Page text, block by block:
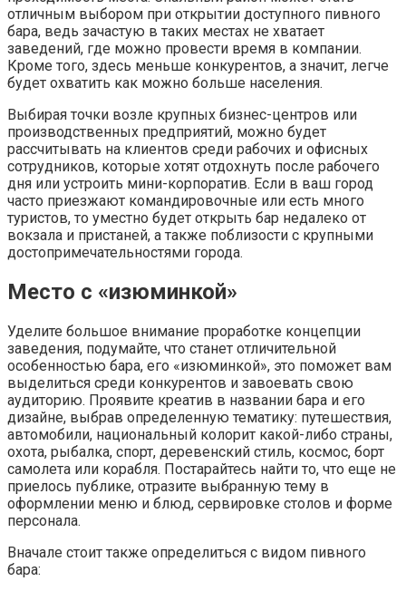
отличным выбором при открытии доступного пивного
бара, ведь зачастую в таких местах не хватает
заведений, где можно провести время в компании.
Кроме того, здесь меньше конкурентов, а значит, легче
будет охватить как можно больше населения.
Выбирая точки возле крупных бизнес-центров или
производственных предприятий, можно будет
рассчитывать на клиентов среди рабочих и офисных
сотрудников, которые хотят отдохнуть после рабочего
дня или устроить мини-корпоратив. Если в ваш город
часто приезжают командировочные или есть много
туристов, то уместно будет открыть бар недалеко от
вокзала и пристаней, а также поблизости с крупными
достопримечательностями города.
Место с «изюминкой»
Уделите большое внимание проработке концепции
заведения, подумайте, что станет отличительной
особенностью бара, его «изюминкой», это поможет вам
выделиться среди конкурентов и завоевать свою
аудиторию. Проявите креатив в названии бара и его
дизайне, выбрав определенную тематику: путешествия,
автомобили, национальный колорит какой-либо страны,
охота, рыбалка, спорт, деревенский стиль, космос, борт
самолета или корабля. Постарайтесь найти то, что еще не
приелось публике, отразите выбранную тему в
оформлении меню и блюд, сервировке столов и форме
персонала.
Вначале стоит также определиться с видом пивного
бара: